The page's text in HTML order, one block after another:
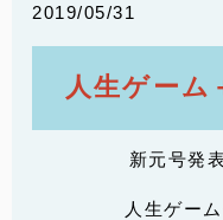
2019/05/31
人生ゲーム
新元号発
人生ゲー